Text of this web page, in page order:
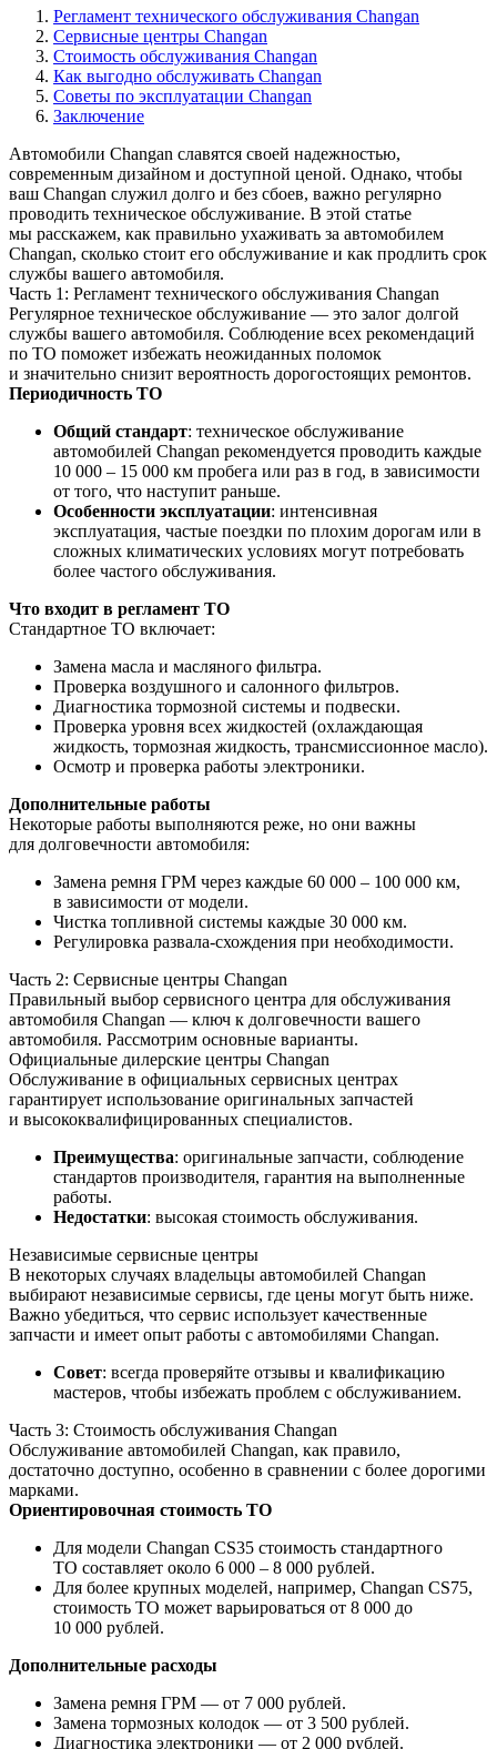
Регламент технического обслуживания Changan
Сервисные центры Changan
Стоимость обслуживания Changan
Как выгодно обслуживать Changan
Советы по эксплуатации Changan
Заключение
Автомобили Changan славятся своей надежностью,
современным дизайном и доступной ценой. Однако, чтобы
ваш Changan служил долго и без сбоев, важно регулярно
проводить техническое обслуживание. В этой статье
мы расскажем, как правильно ухаживать за автомобилем
Changan, сколько стоит его обслуживание и как продлить срок
службы вашего автомобиля.
Часть 1: Регламент технического обслуживания Changan
Регулярное техническое обслуживание — это залог долгой
службы вашего автомобиля. Соблюдение всех рекомендаций
по ТО поможет избежать неожиданных поломок
и значительно снизит вероятность дорогостоящих ремонтов.
Периодичность ТО
Общий стандарт: техническое обслуживание
автомобилей Changan рекомендуется проводить каждые
10 000 – 15 000 км пробега или раз в год, в зависимости
от того, что наступит раньше.
Особенности эксплуатации: интенсивная
эксплуатация, частые поездки по плохим дорогам или в
сложных климатических условиях могут потребовать
более частого обслуживания.
Что входит в регламент ТО
Стандартное ТО включает:
Замена масла и масляного фильтра.
Проверка воздушного и салонного фильтров.
Диагностика тормозной системы и подвески.
Проверка уровня всех жидкостей (охлаждающая
жидкость, тормозная жидкость, трансмиссионное масло).
Осмотр и проверка работы электроники.
Дополнительные работы
Некоторые работы выполняются реже, но они важны
для долговечности автомобиля:
Замена ремня ГРМ через каждые 60 000 – 100 000 км,
в зависимости от модели.
Чистка топливной системы каждые 30 000 км.
Регулировка развала-схождения при необходимости.
Часть 2: Сервисные центры Changan
Правильный выбор сервисного центра для обслуживания
автомобиля Changan — ключ к долговечности вашего
автомобиля. Рассмотрим основные варианты.
Официальные дилерские центры Changan
Обслуживание в официальных сервисных центрах
гарантирует использование оригинальных запчастей
и высококвалифицированных специалистов.
Преимущества: оригинальные запчасти, соблюдение
стандартов производителя, гарантия на выполненные
работы.
Недостатки: высокая стоимость обслуживания.
Независимые сервисные центры
В некоторых случаях владельцы автомобилей Changan
выбирают независимые сервисы, где цены могут быть ниже.
Важно убедиться, что сервис использует качественные
запчасти и имеет опыт работы с автомобилями Changan.
Совет: всегда проверяйте отзывы и квалификацию
мастеров, чтобы избежать проблем с обслуживанием.
Часть 3: Стоимость обслуживания Changan
Обслуживание автомобилей Changan, как правило,
достаточно доступно, особенно в сравнении с более дорогими
марками.
Ориентировочная стоимость ТО
Для модели Changan CS35 стоимость стандартного
ТО составляет около 6 000 – 8 000 рублей.
Для более крупных моделей, например, Changan CS75,
стоимость ТО может варьироваться от 8 000 до
10 000 рублей.
Дополнительные расходы
Замена ремня ГРМ — от 7 000 рублей.
Замена тормозных колодок — от 3 500 рублей.
Диагностика электроники — от 2 000 рублей.